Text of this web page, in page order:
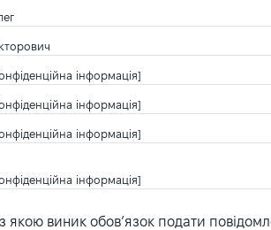
інформація]
інформація]
інформація]
інформація]
якою виник обов’язок подати